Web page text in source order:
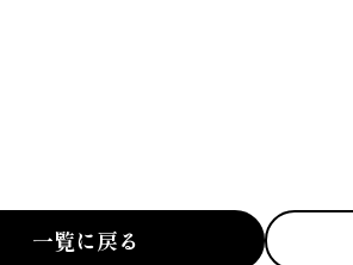
一覧に戻る